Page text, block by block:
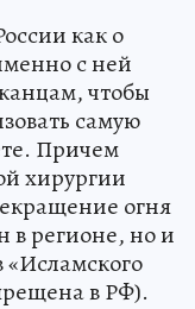
как о
с ней
чтобы
самую
Причем
хирургии
огня
в регионе, но и
в РФ).